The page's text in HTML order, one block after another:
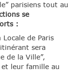
parisiens tout au
se
:
de Paris
sera
de la Ville”,
et leur famille au